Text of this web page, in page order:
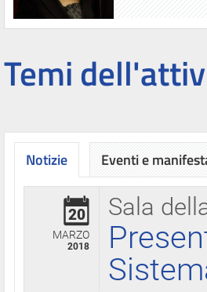
Temi
Notizie
Sala
20
MARZO
2018
Eventi e